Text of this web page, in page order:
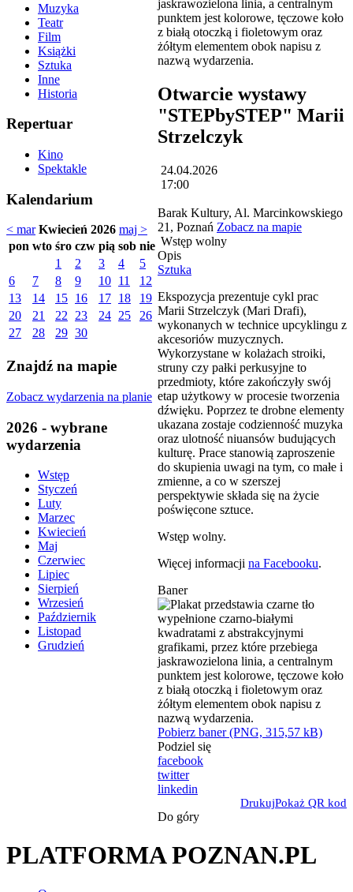
Muzyka
Teatr
Film
Książki
Sztuka
Inne
Historia
Repertuar
Kino
Spektakle
Kalendarium
< mar Kwiecień 2026 maj >
pon wto śro czw pią sob nie
1
2 3 4
5
6
7 8 9 10 11
12
13
14 15 16 17 18
19
20
21 22 23 24 25
26
27
28 29 30
Znajdź na mapie
Zobacz wydarzenia na planie
2026 - wybrane
wydarzenia
Wstęp
Styczeń
Luty
Marzec
Kwiecień
Maj
Czerwiec
Lipiec
Sierpień
Wrzesień
Październik
Listopad
Grudzień
Otwarcie wystawy
"STEPbySTEP" Marii
Strzelczyk
24.04.2026
17:00
Barak Kultury, Al. Marcinkowskiego
21, Poznań Zobacz na mapie
Wstęp wolny
Opis
Sztuka
Ekspozycja prezentuje cykl prac
Marii Strzelczyk (Mari Drafi),
wykonanych w technice upcyklingu z
akcesoriów muzycznych.
Wykorzystane w kolażach stroiki,
struny czy pałki perkusyjne to
przedmioty, które zakończyły swój
etap użytkowy w procesie tworzenia
dźwięku. Poprzez te drobne elementy
ukazana zostaje codzienność muzyka
oraz ulotność niuansów budujących
kulturę. Prace stanowią zaproszenie
do skupienia uwagi na tym, co małe i
zmienne, a co w szerszej
perspektywie składa się na życie
poświęcone sztuce.
Wstęp wolny.
Więcej informacji na Facebooku.
Baner
Pobierz baner (PNG, 315,57 kB)
Podziel się
facebook
twitter
linkedin
DrukujPokaż QR kod
Do góry
PLATFORMA POZNAN.PL